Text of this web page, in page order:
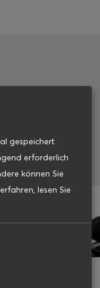
gespeichert
erforderlich
können Sie
lesen Sie